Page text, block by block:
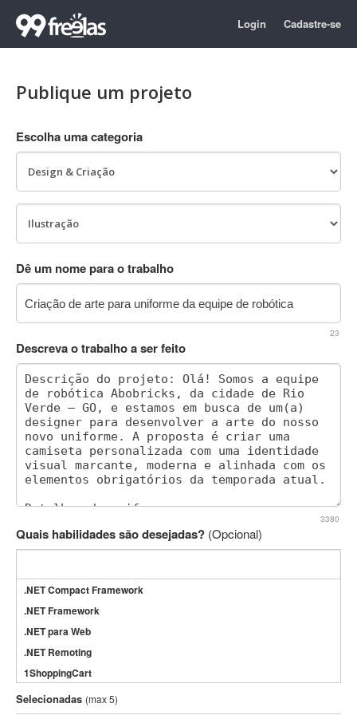
Login Cadastre-se
Publique um projeto
Escolha uma categoria
Dê um nome para o trabalho
23
Descreva o trabalho a ser feito
3380
Quais habilidades são desejadas? (Opcional)
.NET Compact Framework
.NET Framework
.NET para Web
.NET Remoting
1ShoppingCart
3DS Max
3GSM
Selecionadas (max 5)